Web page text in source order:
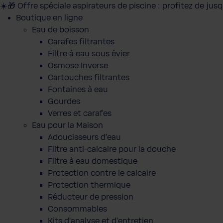
☀️🎁 Offre spéciale aspirateurs de piscine : profitez de
Boutique en ligne
Eau de boisson
Carafes filtrantes
Filtre à eau sous évier
Osmose Inverse
Cartouches filtrantes
Fontaines à eau
Gourdes
Verres et carafes
Eau pour la Maison
Adoucisseurs d'eau
Filtre anti-calcaire pour la douche
Filtre à eau domestique
Protection contre le calcaire
Protection thermique
Réducteur de pression
Consommables
Kits d'analyse et d'entretien